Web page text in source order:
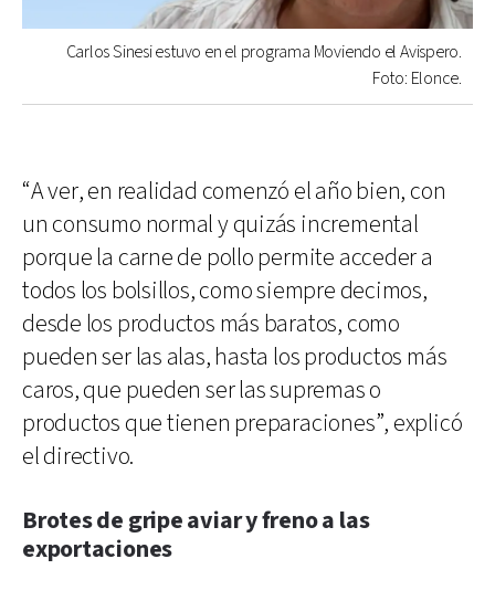
Carlos Sinesi estuvo en el programa Moviendo el Avispero.
Foto: Elonce.
“A ver, en realidad comenzó el año bien, con
un consumo normal y quizás incremental
porque la carne de pollo permite acceder a
todos los bolsillos, como siempre decimos,
desde los productos más baratos, como
pueden ser las alas, hasta los productos más
caros, que pueden ser las supremas o
productos que tienen preparaciones”, explicó
el directivo.
Brotes de gripe aviar y freno a las
exportaciones